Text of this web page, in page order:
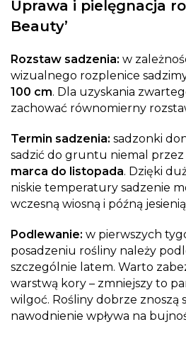
Uprawa i pielęgnacja
Beauty’
Rozstaw sadzenia: w
wizualnego rozplenice
100 cm. Dla uzyskania
zachować równomierny
Termin sadzenia: sadzonki
sadzić do gruntu niemal przez
marca do listopada. Dzięki
niskie temperatury sadzenie
wczesną wiosną i późną
Podlewanie: w pierwszych
posadzeniu rośliny należy
szczególnie latem. Warto
warstwą kory – zmniejszy to
wilgoć. Rośliny dobrze znoszą
nawodnienie wpływa na